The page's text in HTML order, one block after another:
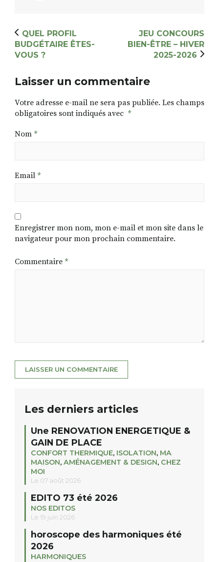
QUEL PROFIL
BUDGÉTAIRE ÊTES-
VOUS ?
JEU CONCOURS
BIEN-ÊTRE – HIVER
2025-2026
Laisser un commentaire
Votre adresse e-mail ne sera pas publiée. Les champs
obligatoires sont indiqués avec *
Nom *
Email *
Enregistrer mon nom, mon e-mail et mon site dans le
navigateur pour mon prochain commentaire.
Commentaire *
Les derniers articles
Une RENOVATION ENERGETIQUE &
GAIN DE PLACE
CONFORT THERMIQUE, ISOLATION, MA
MAISON, AMÉNAGEMENT & DESIGN, CHEZ
MOI
Le 07 août 2026
EDITO 73 été 2026
NOS EDITOS
Le 19 juin 2026
horoscope des harmoniques été
2026
HARMONIQUES